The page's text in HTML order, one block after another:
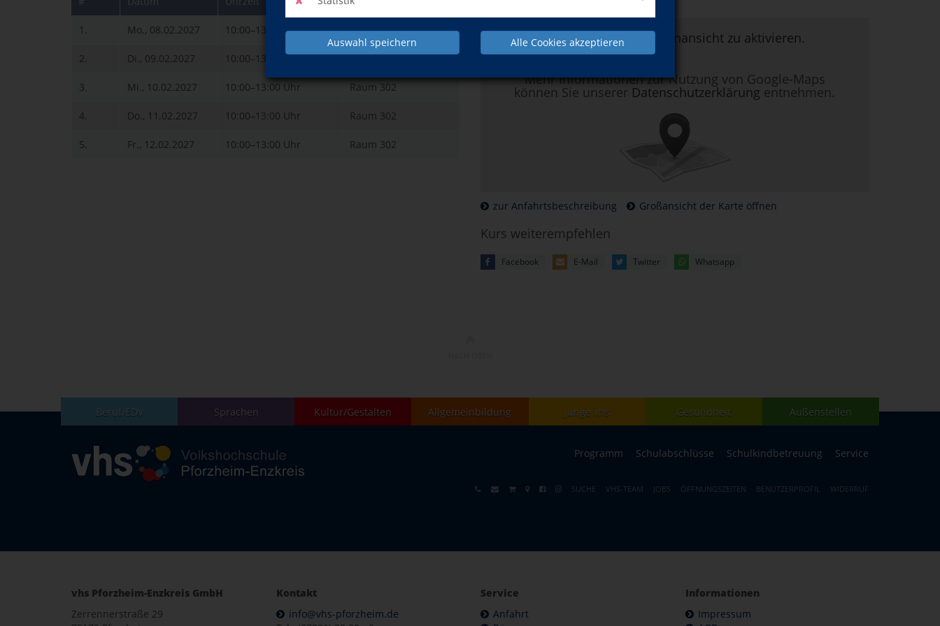
Auswahl speichern Alle Cookies akzeptieren
Hier klicken, um Kartenansicht zu aktivieren.
Mehr Informationen zur Nutzung von Google-Maps
können Sie unserer Datenschutzerklärung entnehmen.
zur Anfahrtsbeschreibung Großansicht der Karte öffnen
Kurs weiterempfehlen
Facebook E-Mail Twitter Whatsapp
1. Mo., 08.02.2027 10:00–13:00 Uhr Raum 302
2. Di., 09.02.2027 10:00–13:00 Uhr Raum 302
3. Mi., 10.02.2027 10:00–13:00 Uhr Raum 302
4. Do., 11.02.2027 10:00–13:00 Uhr Raum 302
5. Fr., 12.02.2027 10:00–13:00 Uhr Raum 302
Beruf/EDV Sprachen Kultur/Gestalten Allgemeinbildung junge vhs Gesundheit Außenstellen
Programm Schulabschlüsse Schulkindbetreuung Service
SUCHE VHS-TEAM JOBS ÖFFNUNGSZEITEN BENUTZERPROFIL WIDERRUF
vhs Pforzheim-Enzkreis GmbH
Zerrennerstraße 29
Kontakt
info@vhs-pforzheim.de
Service
Anfahrt
Informationen
Impressum